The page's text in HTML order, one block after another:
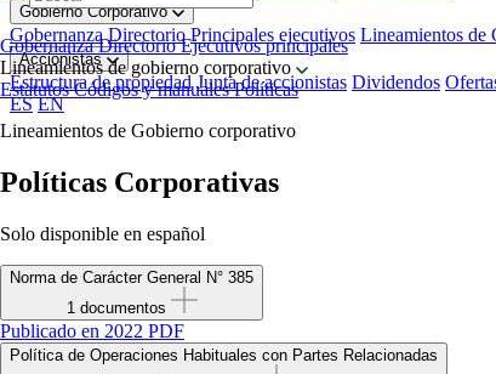
Gobierno Corporativo
Gobernanza Directorio Principales ejecutivos Lineamientos de
Accionistas
Estructura de propiedad Junta de accionistas Dividendos
ES EN
Gobernanza Directorio Ejecutivos principales
Lineamientos de gobierno corporativo
Estatutos Códigos y manuales Políticas
Lineamientos de Gobierno corporativo
Políticas Corporativas
Solo disponible en español
Norma de Carácter General N° 385
1 documentos
Publicado en 2022 PDF
Política de Operaciones Habituales con Partes Relacionadas